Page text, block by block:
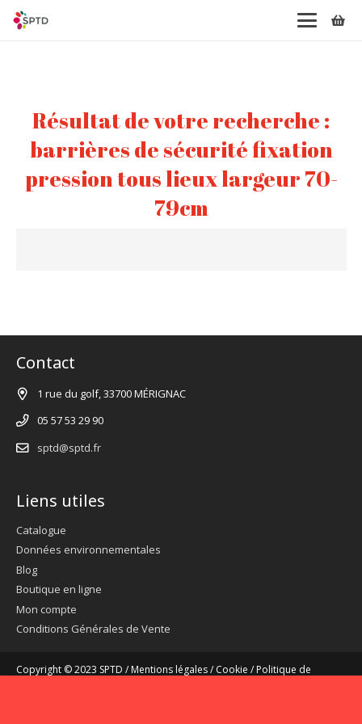
Résultat de votre recherche :
barrières de sécurité fixation
pression tous lieux largeur 70-
79cm
Contact
1 rue du golf, 33700 MÉRIGNAC
05 57 53 29 90
sptd@sptd.fr
Liens utiles
Catalogue
Données environnementales
Blog
Boutique en ligne
Mon compte
Conditions Générales de Vente
Copyright © 2023 SPTD / Mentions légales/ Cookie / Politique de